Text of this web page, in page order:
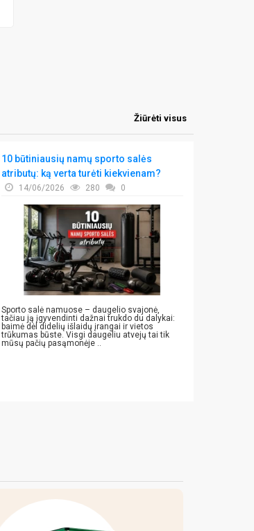
Žiūrėti visus
10 būtiniausių namų sporto salės
atributų: ką verta turėti kiekvienam?
14/06/2026 280 0
Sporto salė namuose – daugelio svajonė,
tačiau ją įgyvendinti dažnai trukdo du dalykai:
baimė dėl didelių išlaidų įrangai ir vietos
trūkumas būste. Visgi daugeliu atvejų tai tik
mūsų pačių pasąmonėje ..